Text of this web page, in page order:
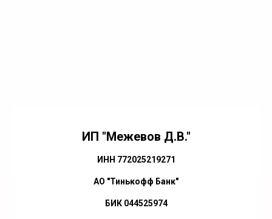
ИП "Межевов Д.В."
ИНН 772025219271
АО "Тинькофф Банк"
БИК 044525974